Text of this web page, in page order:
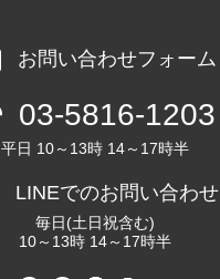
お問い合わせフォーム
03-5816-1203
平日 10～13時 14～17時半
LINEでのお問い合わせ
毎日(土日祝含む)
10～13時 14～17時半